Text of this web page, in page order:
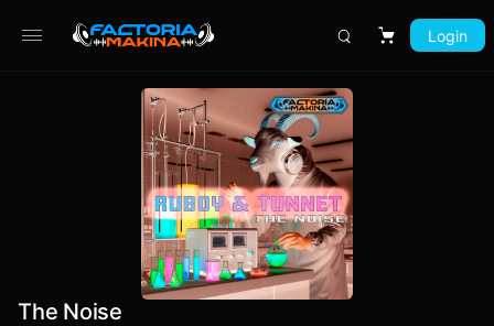
Carrito
Login
The Noise